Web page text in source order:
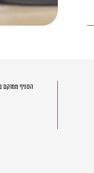
הסניף ממוקם בקומה 0